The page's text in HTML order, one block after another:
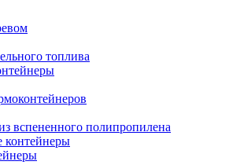
топлива
вспененного полипропилена
контейнеры